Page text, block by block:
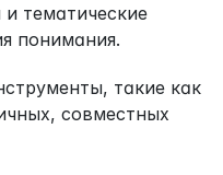
тематические
понимания.
такие как
совместных